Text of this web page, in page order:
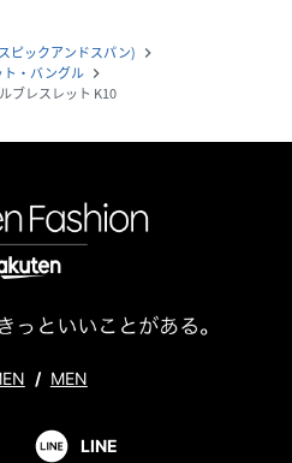
ピックアンドスパン) navigate_next
ト・バングル navigate_next
ブレスレット K10
/ MEN
LINE